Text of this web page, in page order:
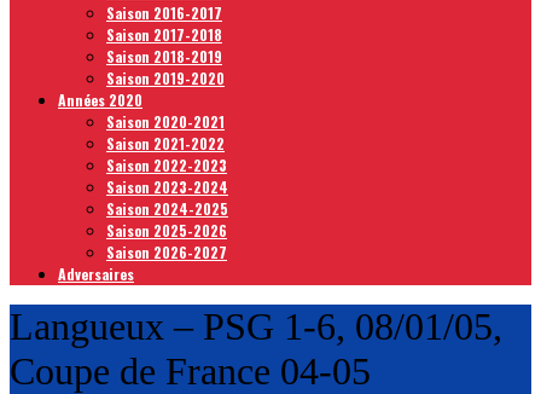
Saison 2016-2017
Saison 2017-2018
Saison 2018-2019
Saison 2019-2020
Années 2020
Saison 2020-2021
Saison 2021-2022
Saison 2022-2023
Saison 2023-2024
Saison 2024-2025
Saison 2025-2026
Saison 2026-2027
Adversaires
Langueux – PSG 1-6, 08/01/05,
Coupe de France 04-05